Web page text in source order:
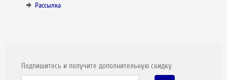
Рассылка
Подпишитесь и получите дополнительную скидку